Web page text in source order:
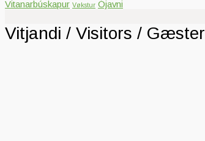
Vitanarbúskapur Vøkstur Ójavni
Vitjandi / Visitors / Gæster